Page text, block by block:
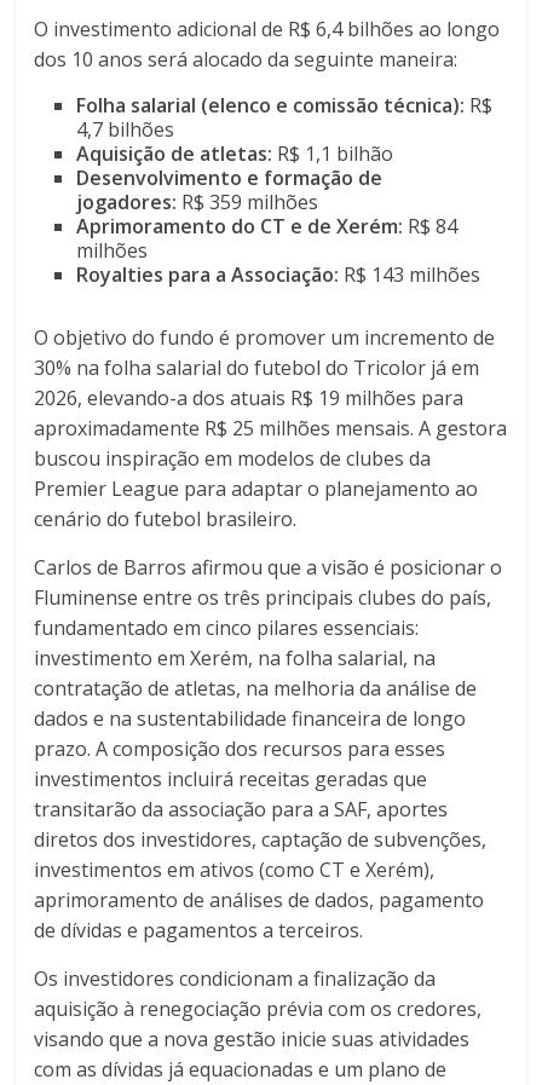
O investimento adicional de R$ 6,4 bilhões ao longo
dos 10 anos será alocado da seguinte maneira:
Folha salarial (elenco e comissão técnica): R$
4,7 bilhões
Aquisição de atletas: R$ 1,1 bilhão
Desenvolvimento e formação de
jogadores: R$ 359 milhões
Aprimoramento do CT e de Xerém: R$ 84
milhões
Royalties para a Associação: R$ 143 milhões
O objetivo do fundo é promover um incremento de
30% na folha salarial do futebol do Tricolor já em
2026, elevando-a dos atuais R$ 19 milhões para
aproximadamente R$ 25 milhões mensais. A gestora
buscou inspiração em modelos de clubes da
Premier League para adaptar o planejamento ao
cenário do futebol brasileiro.
Carlos de Barros afirmou que a visão é posicionar o
Fluminense entre os três principais clubes do país,
fundamentado em cinco pilares essenciais:
investimento em Xerém, na folha salarial, na
contratação de atletas, na melhoria da análise de
dados e na sustentabilidade financeira de longo
prazo. A composição dos recursos para esses
investimentos incluirá receitas geradas que
transitarão da associação para a SAF, aportes
diretos dos investidores, captação de subvenções,
investimentos em ativos (como CT e Xerém),
aprimoramento de análises de dados, pagamento
de dívidas e pagamentos a terceiros.
Os investidores condicionam a finalização da
aquisição à renegociação prévia com os credores,
visando que a nova gestão inicie suas atividades
com as dívidas já equacionadas e um plano de